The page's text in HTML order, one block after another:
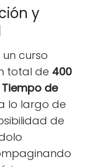
y
curso
total de 400
Tiempo de
lo largo de
de